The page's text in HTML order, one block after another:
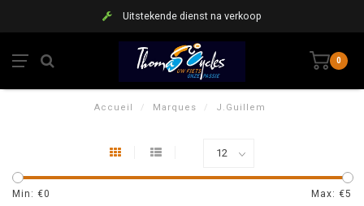
Uitstekende dienst na verkoop
0
Accueil / Marques / J.Guillem
Min: €0 Max: €5